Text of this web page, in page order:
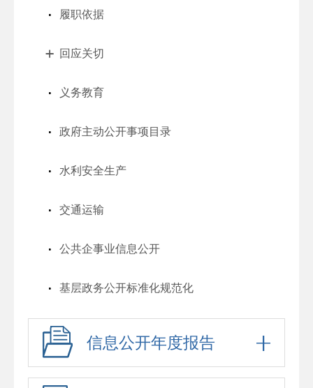
履职依据
回应关切
义务教育
政府主动公开事项目录
水利安全生产
交通运输
公共企事业信息公开
基层政务公开标准化规范化
信息公开年度报告